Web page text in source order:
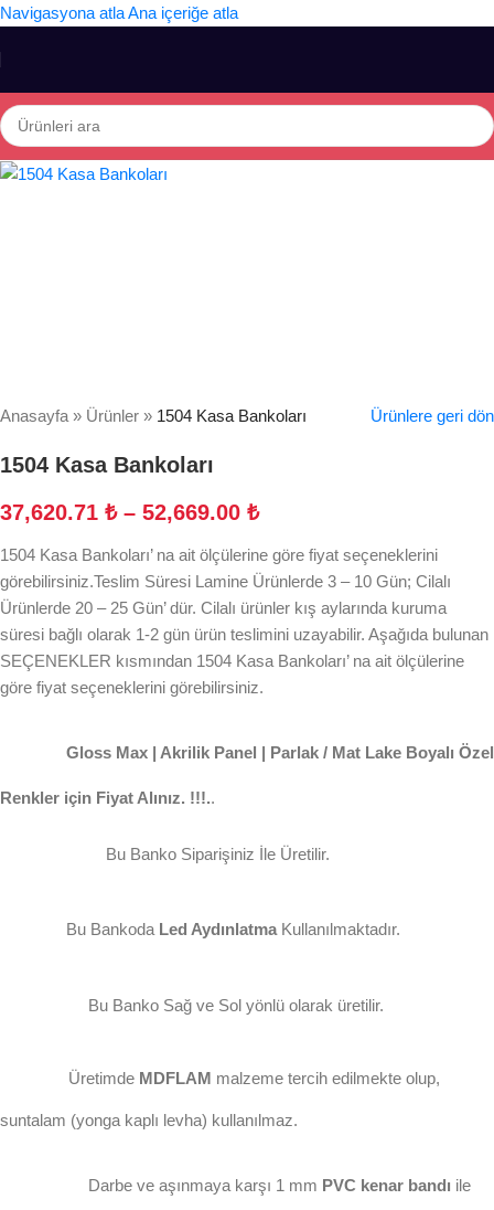
Navigasyona atlaAna içeriğe atla
Anasayfa » Ürünler » 1504 Kasa Bankoları Ürünlere geri dön
1504 Kasa Bankoları
37,620.71 ₺ – 52,669.00 ₺
1504 Kasa Bankoları’ na ait ölçülerine göre fiyat seçeneklerini
görebilirsiniz.Teslim Süresi Lamine Ürünlerde 3 – 10 Gün; Cilalı
Ürünlerde 20 – 25 Gün’ dür. Cilalı ürünler kış aylarında kuruma
süresi bağlı olarak 1-2 gün ürün teslimini uzayabilir. Aşağıda bulunan
SEÇENEKLER kısmından 1504 Kasa Bankoları’ na ait ölçülerine
göre fiyat seçeneklerini görebilirsiniz.
Gloss Max | Akrilik Panel | Parlak / Mat Lake Boyalı Özel
Renkler için Fiyat Alınız. !!!..
Bu Banko Siparişiniz İle Üretilir.
Bu Bankoda Led Aydınlatma Kullanılmaktadır.
Bu Banko Sağ ve Sol yönlü olarak üretilir.
Üretimde MDFLAM malzeme tercih edilmekte olup,
suntalam (yonga kaplı levha) kullanılmaz.
Darbe ve aşınmaya karşı 1 mm PVC kenar bandı ile